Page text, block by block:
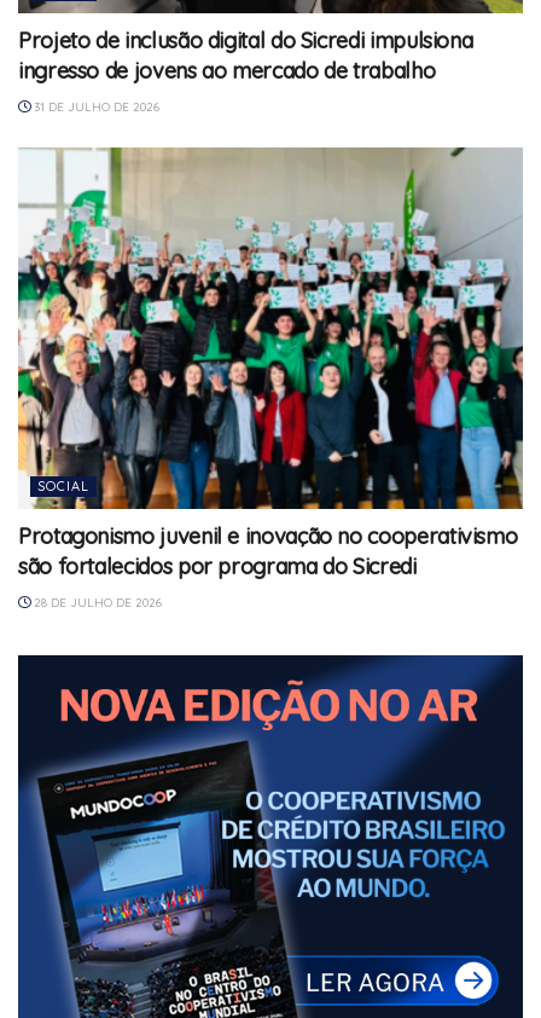
Projeto de inclusão digital do Sicredi impulsiona
ingresso de jovens ao mercado de trabalho
31 DE JULHO DE 2026
SOCIAL
Protagonismo juvenil e inovação no cooperativismo
são fortalecidos por programa do Sicredi
28 DE JULHO DE 2026